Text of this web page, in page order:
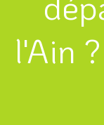
l'Ain